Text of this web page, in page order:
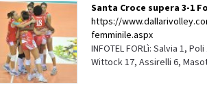
Santa Croce supera 3-1
https://
femminile.aspx
INFOTEL FORLì: Salvia 1,
Wittock 17, Assirelli 6,